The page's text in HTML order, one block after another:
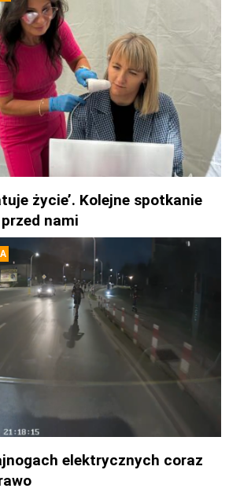
życie’. Kolejne spotkanie
nami
elektrycznych coraz